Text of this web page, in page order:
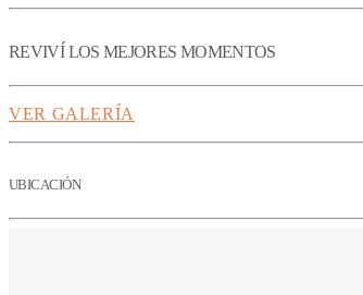
REVIVÍ LOS MEJORES MOMENTOS
VER GALERÍA
UBICACIÓN